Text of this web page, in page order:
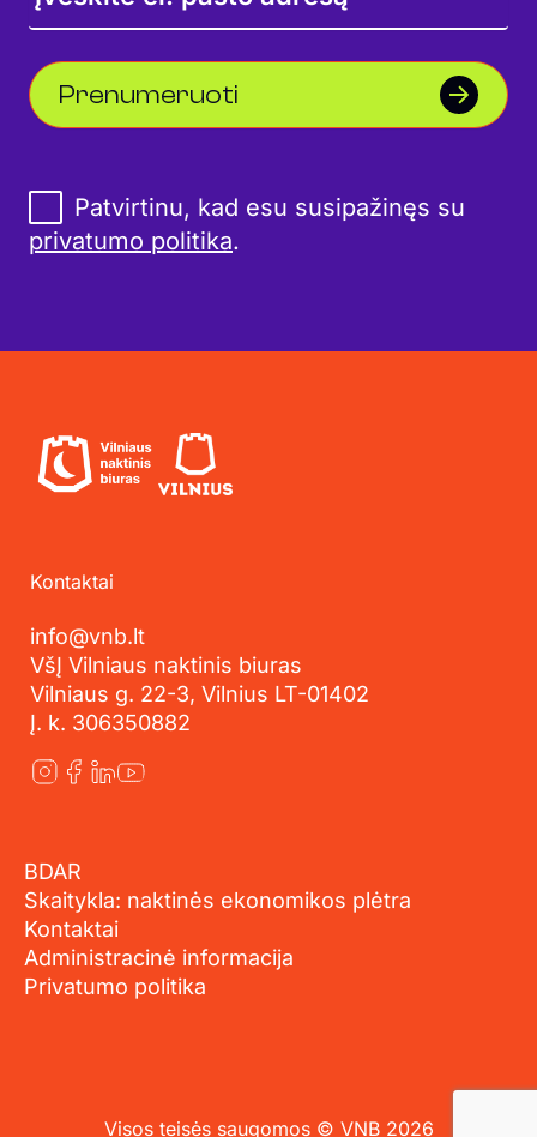
Prenumeruoti
Patvirtinu, kad esu susipažinęs su
privatumo politika.
Kontaktai
info@vnb.lt
VšĮ Vilniaus naktinis biuras
Vilniaus g. 22-3, Vilnius LT-01402
Į. k. 306350882
BDAR
Skaitykla: naktinės ekonomikos plėtra
Kontaktai
Administracinė informacija
Privatumo politika
Visos teisės saugomos © VNB 2026